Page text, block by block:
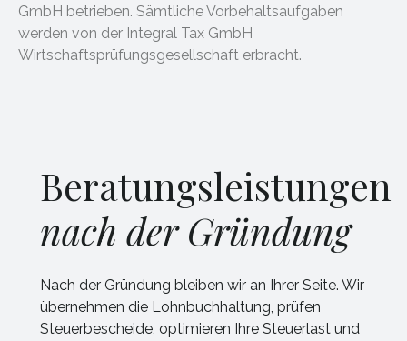
GmbH betrieben. Sämtliche Vorbehaltsaufgaben
werden von der Integral Tax GmbH
Wirtschaftsprüfungsgesellschaft erbracht.
Beratungsleistungen
nach der Gründung
Nach der Gründung bleiben wir an Ihrer Seite. Wir
übernehmen die Lohnbuchhaltung, prüfen
Steuerbescheide, optimieren Ihre Steuerlast und